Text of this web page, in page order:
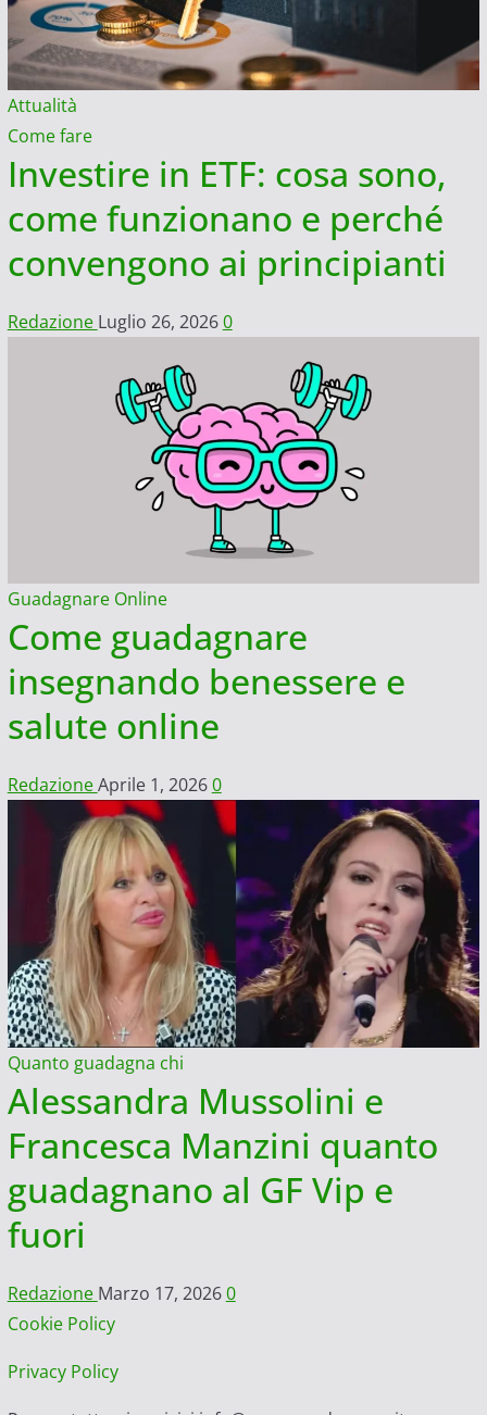
Attualità
Come fare
Investire in ETF: cosa sono,
come funzionano e perché
convengono ai principianti
Redazione Luglio 26, 20260
Guadagnare Online
Come guadagnare
insegnando benessere e
salute online
RedazioneAprile 1, 20260
Quanto guadagna chi
Alessandra Mussolini e
Francesca Manzini quanto
guadagnano al GF Vip e
fuori
Redazione Marzo 17, 20260
Cookie Policy
Privacy Policy